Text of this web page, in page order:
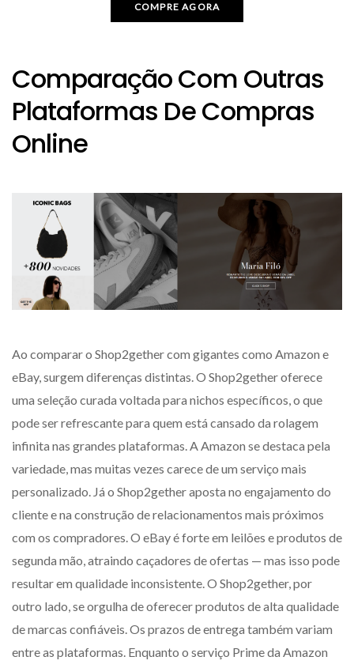
COMPRE AGORA
Comparação Com Outras
Plataformas De Compras
Online
Ao comparar o Shop2gether com gigantes como Amazon e
eBay, surgem diferenças distintas. O Shop2gether oferece
uma seleção curada voltada para nichos específicos, o que
pode ser refrescante para quem está cansado da rolagem
infinita nas grandes plataformas. A Amazon se destaca pela
variedade, mas muitas vezes carece de um serviço mais
personalizado. Já o Shop2gether aposta no engajamento do
cliente e na construção de relacionamentos mais próximos
com os compradores. O eBay é forte em leilões e produtos de
segunda mão, atraindo caçadores de ofertas — mas isso pode
resultar em qualidade inconsistente. O Shop2gether, por
outro lado, se orgulha de oferecer produtos de alta qualidade
de marcas confiáveis. Os prazos de entrega também variam
entre as plataformas. Enquanto o serviço Prime da Amazon